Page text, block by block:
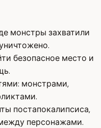
монстры захватили
безопасное место и
монстрами,
постапокалипсиса,
персонажами.